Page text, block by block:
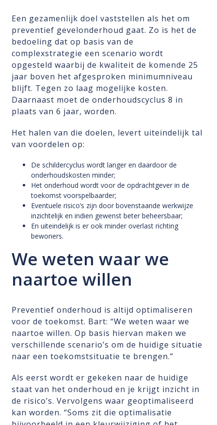
Een gezamenlijk doel vaststellen als het om
preventief gevelonderhoud gaat. Zo is het de
bedoeling dat op basis van de
complexstrategie een scenario wordt
opgesteld waarbij de kwaliteit de komende 25
jaar boven het afgesproken minimumniveau
blijft. Tegen zo laag mogelijke kosten.
Daarnaast moet de onderhoudscyclus 8 in
plaats van 6 jaar, worden.
Het halen van die doelen, levert uiteindelijk tal
van voordelen op:
De schildercyclus wordt langer en daardoor de
onderhoudskosten minder;
Het onderhoud wordt voor de opdrachtgever in de
toekomst voorspelbaarder;
Eventuele risico’s zijn door bovenstaande werkwijze
inzichtelijk en indien gewenst beter beheersbaar;
En uiteindelijk is er ook minder overlast richting
bewoners.
We weten waar we
naartoe willen
Preventief onderhoud is altijd optimaliseren
voor de toekomst. Bart: “We weten waar we
naartoe willen. Op basis hiervan maken we
verschillende scenario’s om de huidige situatie
naar een toekomstsituatie te brengen.”
Als eerst wordt er gekeken naar de huidige
staat van het onderhoud en je krijgt inzicht in
de risico’s. Vervolgens waar geoptimaliseerd
kan worden. “Soms zit die optimalisatie